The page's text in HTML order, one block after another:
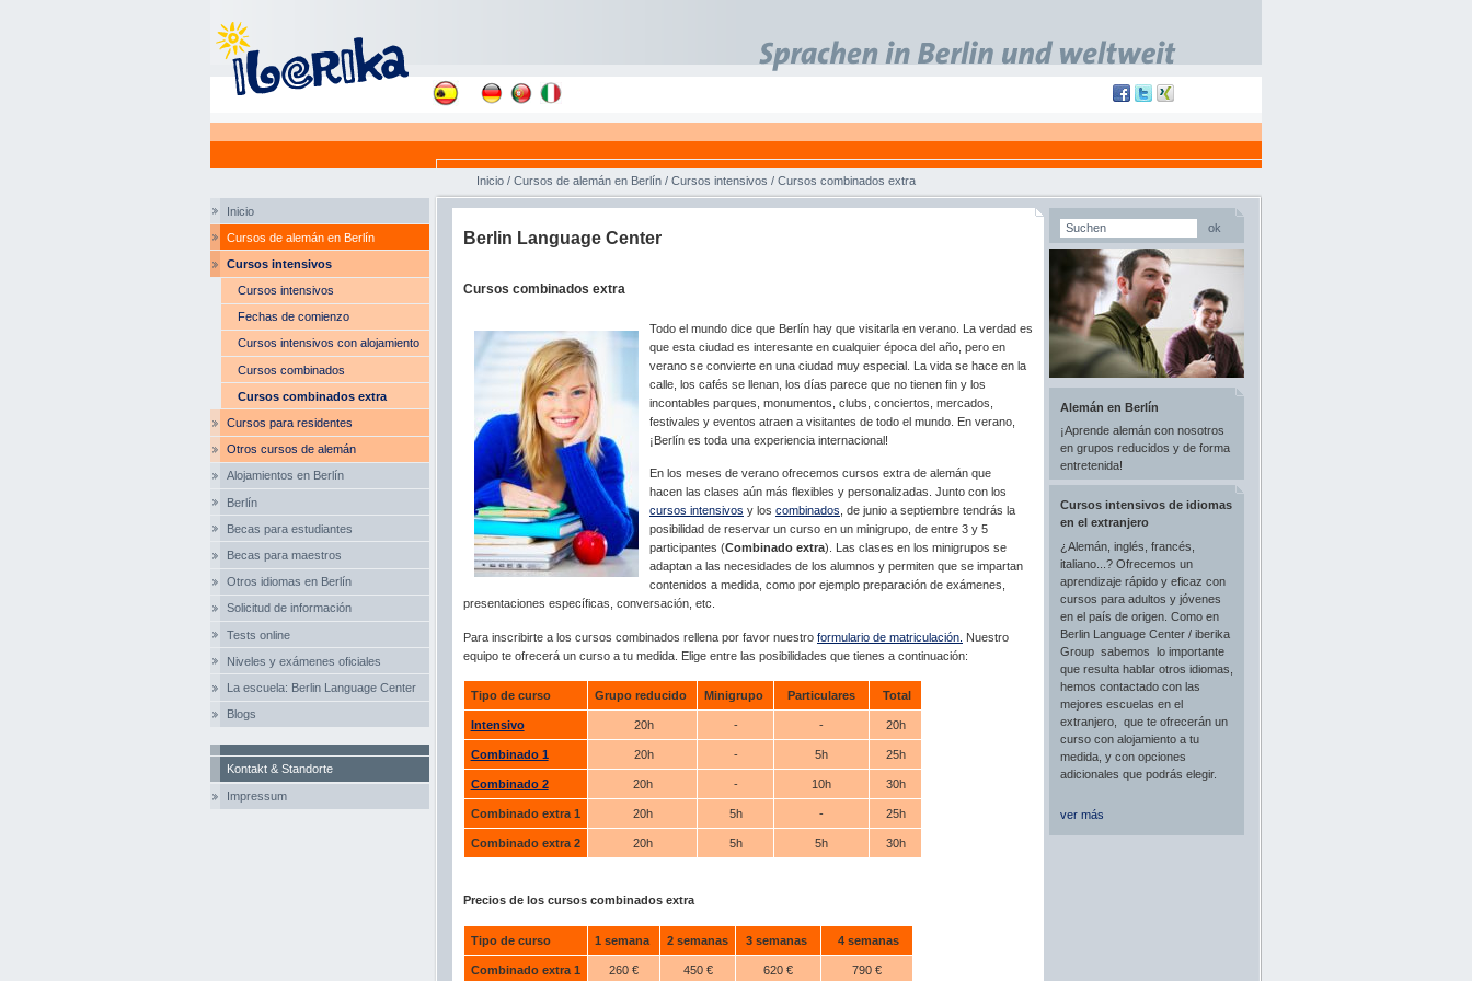
Inicio
Cursos de alemán en Berlín
Cursos intensivos
Cursos intensivos
Fechas de comienzo
Cursos intensivos con alojamiento
Cursos combinados
Cursos combinados extra
Cursos para residentes
Otros cursos de alemán
Alojamientos en Berlín
Berlín
Becas para estudiantes
Becas para maestros
Otros idiomas en Berlín
Solicitud de información
Tests online
Niveles y exámenes oficiales
La escuela: Berlin Language Center
Blogs
Kontakt & Standorte
Impressum
Inicio / Cursos de alemán en Berlín / Cursos intensivos / Cursos combinados extra
Berlin Language Center
Cursos combinados extra
Todo el mundo dice que Berlín hay que visitarla en verano. La verdad es
que esta ciudad es interesante en cualquier época del año, pero en
verano se convierte en una ciudad muy especial. La vida se hace en la
calle, los cafés se llenan, los días parece que no tienen fin y los
incontables parques, monumentos, clubs, conciertos, mercados,
festivales y eventos atraen a visitantes de todo el mundo. En verano,
¡Berlín es toda una experiencia internacional!
En los meses de verano ofrecemos cursos extra de alemán que
hacen las clases aún más flexibles y personalizadas. Junto con los
cursos intensivos y los combinados , de junio a septiembre tendrás la
posibilidad de reservar un curso en un minigrupo, de entre 3 y 5
participantes (Combinado extra). Las clases en los minigrupos se
adaptan a las necesidades de los alumnos y permiten que se impartan
contenidos a medida, como por ejemplo preparación de exámenes,
presentaciones específicas, conversación, etc.
Para inscribirte a los cursos combinados rellena por favor nuestro formulario de matriculación Nuestro
equipo te ofrecerá un curso a tu medida. Elige entre las posibilidades que tienes a continuación:
Tipo de curso Grupo reducido Minigrupo Particulares Total
Intensivo 20h - - 20h
Combinado 1 20h - 5h 25h
Combinado 2 20h - 10h 30h
Combinado extra 1 20h 5h - 25h
Combinado extra 2 20h 5h 5h 30h
Precios de los cursos combinados extra
Tipo de curso 1 semana 2 semanas 3 semanas 4 semanas
Combinado extra1 260 € 450 € 620 € 790 €
ok
Alemán en Berlín
¡Aprende alemán con nosotros
en grupos reducidos y de forma
entretenida!
Cursos intensivos de idiomas
en el extranjero
¿Alemán, inglés, francés,
italiano...? Ofrecemos un
aprendizaje rápido y eficaz con
cursos para adultos y jóvenes
en el país de origen. Como en
Berlin Language Center / iberika
Group sabemos lo importante
que resulta hablar otros idiomas,
hemos contactado con las
mejores escuelas en el
extranjero, que te ofrecerán un
curso con alojamiento a tu
medida, y con opciones
adicionales que podrás elegir.
ver más